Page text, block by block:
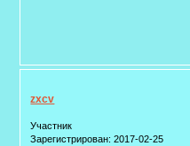
zxcv
Участник
Зарегистрирован: 2017-02-25